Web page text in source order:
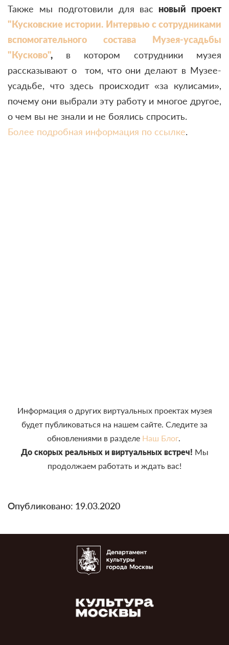
Также мы подготовили для вас новый проект
"Кусковские истории. Интервью с сотрудниками
вспомогательного состава Музея-усадьбы
"Кусково", в котором сотрудники музея
рассказывают о том, что они делают в Музее-
усадьбе, что здесь происходит «за кулисами»,
почему они выбрали эту работу и многое другое,
о чем вы не знали и не боялись спросить.
Более подробная информация по ссылке.
Информация о других виртуальных проектах музея
будет публиковаться на нашем сайте. Следите за
обновлениями в разделе Наш Блог.
До скорых реальных и виртуальных встреч! Мы
продолжаем работать и ждать вас!
Опубликовано: 19.03.2020